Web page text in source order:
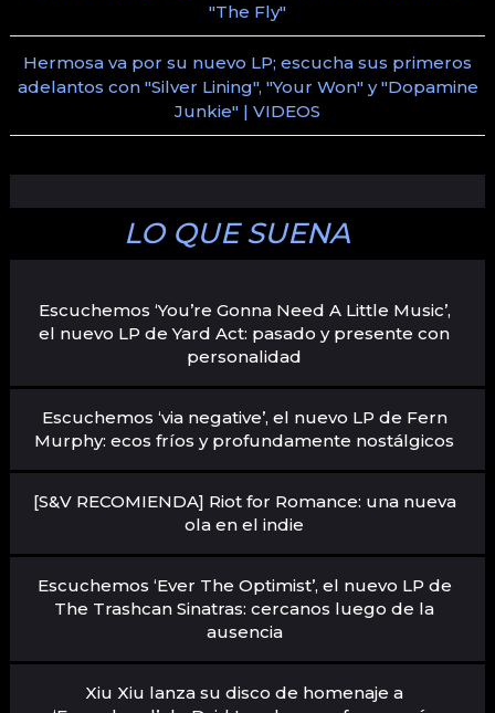
"The Fly"
Hermosa va por su nuevo LP; escucha sus primeros
adelantos con "Silver Lining", "Your Won" y "Dopamine
Junkie" | VIDEOS
LO QUE SUENA
Escuchemos ‘You’re Gonna Need A Little Music’,
el nuevo LP de Yard Act: pasado y presente con
personalidad
Escuchemos ‘via negative’, el nuevo LP de Fern
Murphy: ecos fríos y profundamente nostálgicos
[S&V RECOMIENDA] Riot for Romance: una nueva
ola en el indie
Escuchemos ‘Ever The Optimist’, el nuevo LP de
The Trashcan Sinatras: cercanos luego de la
ausencia
Xiu Xiu lanza su disco de homenaje a